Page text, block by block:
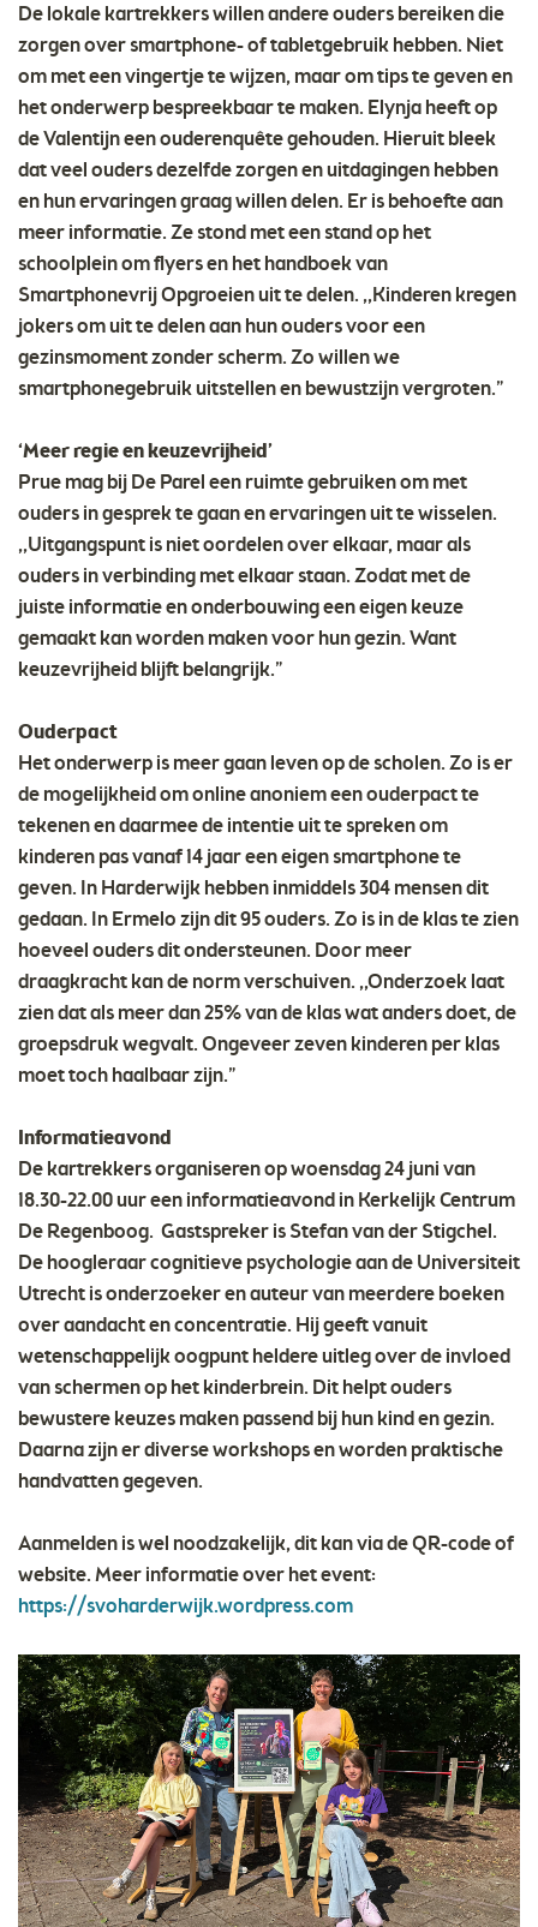
De lokale kartrekkers willen andere ouders bereiken die
zorgen over smartphone- of tabletgebruik hebben. Niet
om met een vingertje te wijzen, maar om tips te geven en
het onderwerp bespreekbaar te maken. Elynja heeft op
de Valentijn een ouderenquête gehouden. Hieruit bleek
dat veel ouders dezelfde zorgen en uitdagingen hebben
en hun ervaringen graag willen delen. Er is behoefte aan
meer informatie. Ze stond met een stand op het
schoolplein om flyers en het handboek van
Smartphonevrij Opgroeien uit te delen. ,,Kinderen kregen
jokers om uit te delen aan hun ouders voor een
gezinsmoment zonder scherm. Zo willen we
smartphonegebruik uitstellen en bewustzijn vergroten.”
‘Meer regie en keuzevrijheid’
Prue mag bij De Parel een ruimte gebruiken om met
ouders in gesprek te gaan en ervaringen uit te wisselen.
,,Uitgangspunt is niet oordelen over elkaar, maar als
ouders in verbinding met elkaar staan. Zodat met de
juiste informatie en onderbouwing een eigen keuze
gemaakt kan worden maken voor hun gezin. Want
keuzevrijheid blijft belangrijk.”
Ouderpact
Het onderwerp is meer gaan leven op de scholen. Zo is er
de mogelijkheid om online anoniem een ouderpact te
tekenen en daarmee de intentie uit te spreken om
kinderen pas vanaf 14 jaar een eigen smartphone te
geven. In Harderwijk hebben inmiddels 304 mensen dit
gedaan. In Ermelo zijn dit 95 ouders. Zo is in de klas te zien
hoeveel ouders dit ondersteunen. Door meer
draagkracht kan de norm verschuiven. ,,Onderzoek laat
zien dat als meer dan 25% van de klas wat anders doet, de
groepsdruk wegvalt. Ongeveer zeven kinderen per klas
moet toch haalbaar zijn.”
Informatieavond
De kartrekkers organiseren op woensdag 24 juni van
18.30-22.00 uur een informatieavond in Kerkelijk Centrum
De Regenboog. Gastspreker is Stefan van der Stigchel.
De hoogleraar cognitieve psychologie aan de Universiteit
Utrecht is onderzoeker en auteur van meerdere boeken
over aandacht en concentratie. Hij geeft vanuit
wetenschappelijk oogpunt heldere uitleg over de invloed
van schermen op het kinderbrein. Dit helpt ouders
bewustere keuzes maken passend bij hun kind en gezin.
Daarna zijn er diverse workshops en worden praktische
handvatten gegeven.
Aanmelden is wel noodzakelijk, dit kan via de QR-code of
website. Meer informatie over het event:
https://svoharderwijk.wordpress.com